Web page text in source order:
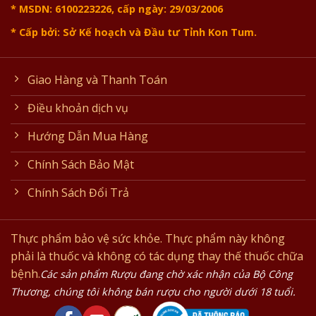
* MSDN: 6100223226, cấp ngày: 29/03/2006
* Cấp bởi: Sở Kế hoạch và Đầu tư Tỉnh Kon Tum.
Giao Hàng và Thanh Toán
Điều khoản dịch vụ
Hướng Dẫn Mua Hàng
Chính Sách Bảo Mật
Chính Sách Đổi Trả
Thực phẩm bảo vệ sức khỏe. Thực phẩm này không
phải là thuốc và không có tác dụng thay thế thuốc chữa
bệnh.Các sản phẩm Rượu đang chờ xác nhận của Bộ Công
Thương, chúng tôi không bán rượu cho người dưới 18 tuổi.